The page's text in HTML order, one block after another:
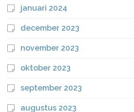
januari 2024
december 2023
november 2023
oktober 2023
september 2023
augustus 2023